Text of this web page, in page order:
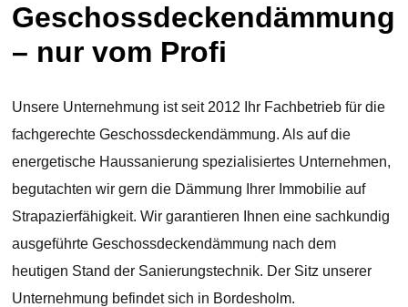
Geschossdeckendämmung
– nur vom Profi
Unsere Unternehmung ist seit 2012 Ihr Fachbetrieb für die
fachgerechte Geschossdeckendämmung. Als auf die
energetische Haussanierung spezialisiertes Unternehmen,
begutachten wir gern die Dämmung Ihrer Immobilie auf
Strapazierfähigkeit. Wir garantieren Ihnen eine sachkundig
ausgeführte Geschossdeckendämmung nach dem
heutigen Stand der Sanierungstechnik. Der Sitz unserer
Unternehmung befindet sich in Bordesholm.